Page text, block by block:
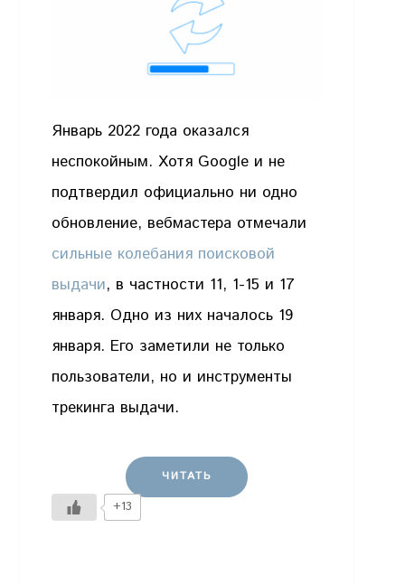
Январь 2022 года оказался
неспокойным. Хотя Google и не
подтвердил официально ни одно
обновление, вебмастера отмечали
сильные колебания поисковой
выдачи, в частности 11, 1-15 и 17
января. Одно из них началось 19
января. Его заметили не только
пользователи, но и инструменты
трекинга выдачи.
ЧИТАТЬ
+13